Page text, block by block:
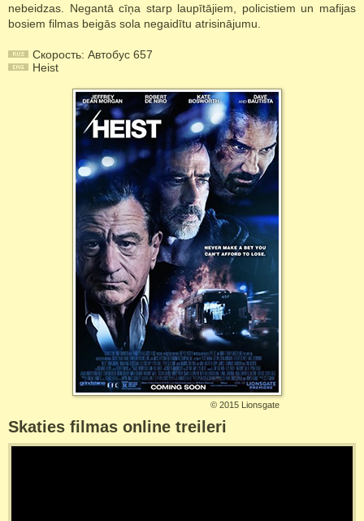
nebeidzas. Negantā cīņa starp laupītājiem, policistiem un mafijas
bosiem filmas beigās sola negaidītu atrisinājumu.
Скорость: Автобус 657
Heist
© 2015 Lionsgate
Skaties filmas online treileri